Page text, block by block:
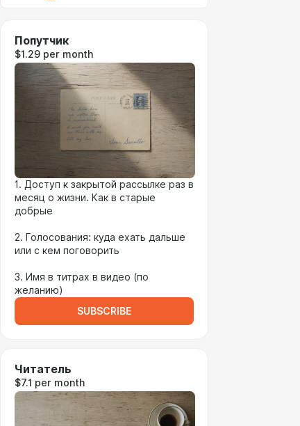
Попутчик
$1.29 per month
1. Доступ к закрытой рассылке раз в
месяц о жизни. Как в старые
добрые
2. Голосования: куда ехать дальше
или с кем поговорить
3. Имя в титрах в видео (по
желанию)
SUBSCRIBE
Читатель
$7.1 per month